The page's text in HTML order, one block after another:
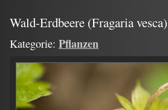
Wald-Erdbeere (Fragaria vesca)
Kategorie: Pflanzen